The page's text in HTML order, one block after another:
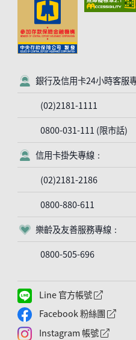
客服符號
銀行及信用卡24小時客服
(02)2181-1111
0800-031-111 (限市話)
客服符號
信用卡掛失專線：
(02)2181-2186
0800-880-611
客服符號
樂齡及友善服務專線：
0800-505-696
Line 官方帳號 外網連結
Facebook 粉絲團 外網
Instagram 帳號 外網連